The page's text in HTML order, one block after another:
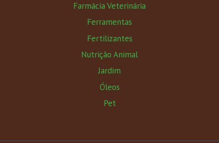
Farmácia Veterinária
Ferramentas
Fertilizantes
Nutrição Animal
Jardim
Óleos
Pet